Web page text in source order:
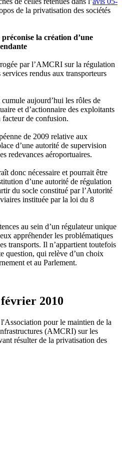
de la privatisation des sociétés
la création d’une
par l’AMCRI sur la régulation
rendus aux transporteurs
aujourd’hui les rôles de
et d’actionnaire des exploitants
facteur de confusion.
de 2009 relative aux
d’une autorité de supervision
redevances aéroportuaires.
donc nécessaire et pourrait être
d’une autorité de régulation
du socle constitué par l’Autorité
instituée par la loi du 8
au sein d’un régulateur unique
appréhender les problématiques
transports. Il n’appartient toutefois
question, qui relève d’un choix
et au Parlement.
2010
pour le maintien de la
(AMCRI) sur les
résulter de la privatisation des